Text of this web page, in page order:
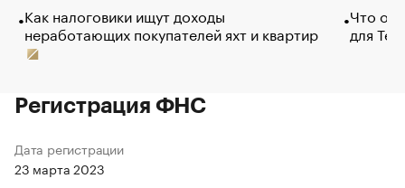
Как налоговики ищут доходы
неработающих покупателей яхт и квартир
Что
для
Регистрация ФНС
Дата регистрации
23 марта 2023